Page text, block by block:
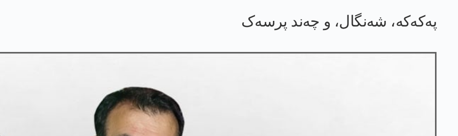
پەکەکە، شەنگال، و چەند پرسەک